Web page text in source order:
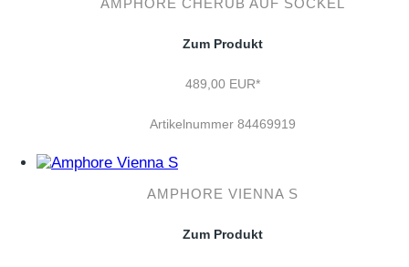
AMPHORE CHERUB AUF SOCKEL
Zum Produkt
489,00 EUR*
Artikelnummer 84469919
AMPHORE VIENNA S
Zum Produkt